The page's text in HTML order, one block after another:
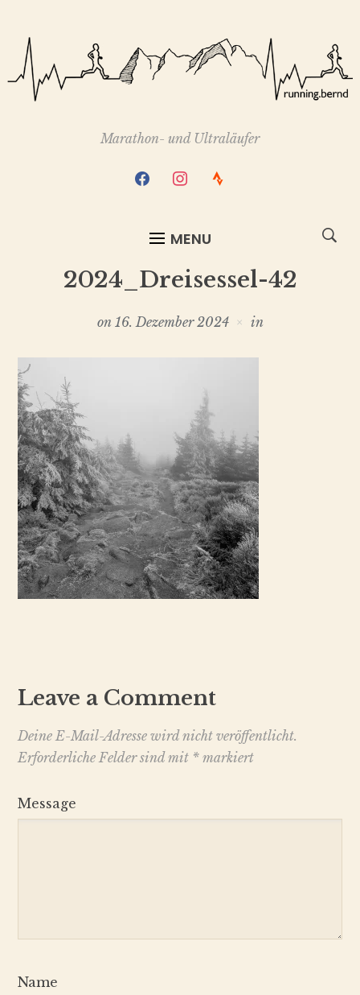
Marathon- und Ultraläufer
facebookinstagram
strava
MENU
2024_Dreisessel-42
on 16. Dezember 2024 in
Leave a Comment
Deine E-Mail-Adresse wird nicht veröffentlicht.
Erforderliche Felder sind mit *markiert
Message
Name